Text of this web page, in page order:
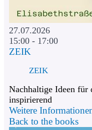
27.07.2026
15:00 - 17:00
ZEIK
ZEIK
Nachhaltige Ideen für
inspirierend
Weitere
Back to the books